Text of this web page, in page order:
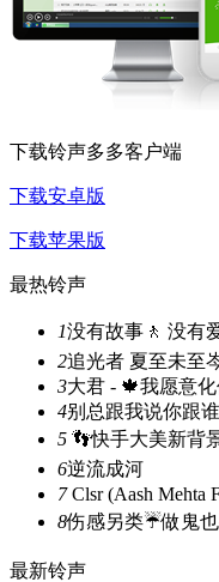
下载铃声多多客户端
下载安卓版
下载苹果版
最热铃声
1没有故事🚶 没有
2追光者 夏至未至
3大君 - 🍁我愿意
4别总跟我说你跟
5 👣快手大美新背景
6逆流成河
7Clsr (Aash Mehta
8伤感另类☔做鬼
最新铃声